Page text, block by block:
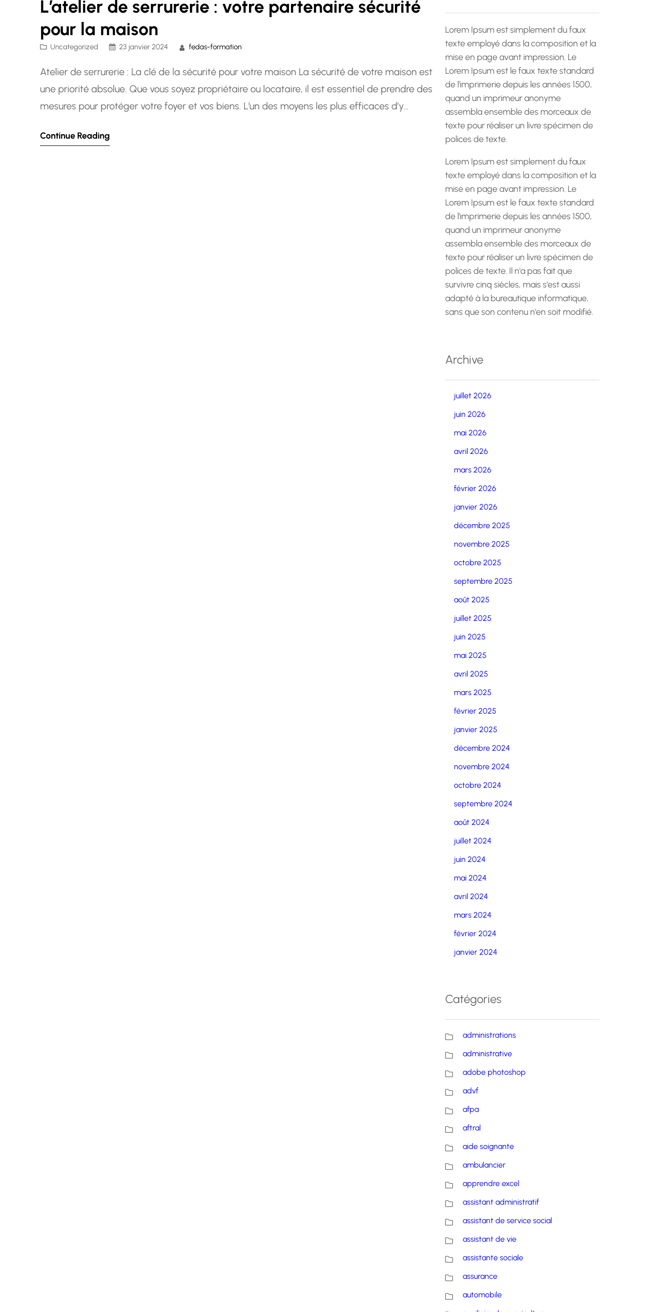
L’atelier de serrurerie : votre partenaire sécurité
pour la maison
Uncategorized 23 janvier 2024 fedas-formation
Atelier de serrurerie : La clé de la sécurité pour votre maison La sécurité de votre maison est
une priorité absolue. Que vous soyez propriétaire ou locataire, il est essentiel de prendre des
mesures pour protéger votre foyer et vos biens. L’un des moyens les plus efficaces d’y
Continue Reading
h
e
Lorem Ipsum est simplement du faux
texte employé dans la composition et la
mise en page avant impression. Le
Lorem Ipsum est le faux texte standard
de l'imprimerie depuis les années 1500,
quand un imprimeur anonyme
assembla ensemble des morceaux de
texte pour réaliser un livre spécimen de
polices de texte.
Lorem Ipsum est simplement du faux
texte employé dans la composition et la
mise en page avant impression. Le
Lorem Ipsum est le faux texte standard
de l'imprimerie depuis les années 1500,
quand un imprimeur anonyme
assembla ensemble des morceaux de
texte pour réaliser un livre spécimen de
polices de texte. Il n'a pas fait que
survivre cinq siècles, mais s'est aussi
adapté à la bureautique informatique,
sans que son contenu n'en soit modifié.
Archive
juillet 2026
juin 2026
mai 2026
avril 2026
mars 2026
février 2026
janvier 2026
décembre 2025
novembre 2025
octobre 2025
septembre 2025
août 2025
juillet 2025
juin 2025
mai 2025
avril 2025
mars 2025
février 2025
janvier 2025
décembre 2024
novembre 2024
octobre 2024
septembre 2024
août 2024
juillet 2024
juin 2024
mai 2024
avril 2024
mars 2024
février 2024
janvier 2024
Catégories
administrations
administrative
adobe photoshop
advf
afpa
aftral
aide soignante
ambulancier
apprendre excel
assistant administratif
assistant de service social
assistant de vie
assistante sociale
assurance
automobile